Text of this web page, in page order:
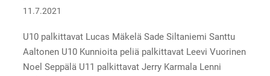
11.7.2021
U10 palkittavat Lucas Mäkelä Sade Siltaniemi Santtu
Aaltonen U10 Kunnioita peliä palkittavat Leevi Vuorinen
Noel Seppälä U11 palkittavat Jerry Karmala Lenni